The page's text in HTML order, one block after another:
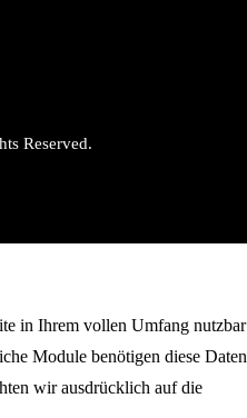
Reserved.
in Ihrem vollen Umfang nutzbar
Module benötigen diese Daten
wir ausdrücklich auf die